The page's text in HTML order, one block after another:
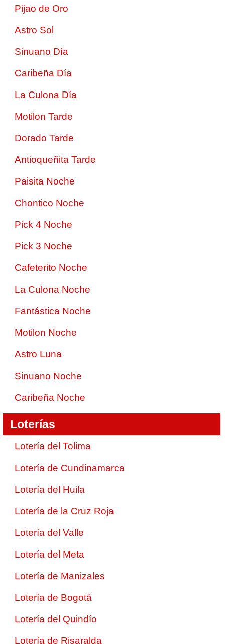
Pijao de Oro
Astro Sol
Sinuano Día
Caribeña Día
La Culona Día
Motilon Tarde
Dorado Tarde
Antioqueñita Tarde
Paisita Noche
Chontico Noche
Pick 4 Noche
Pick 3 Noche
Cafeterito Noche
La Culona Noche
Fantástica Noche
Motilon Noche
Astro Luna
Sinuano Noche
Caribeña Noche
Loterías
Lotería del Tolima
Lotería de Cundinamarca
Lotería del Huila
Lotería de la Cruz Roja
Lotería del Valle
Lotería del Meta
Lotería de Manizales
Lotería de Bogotá
Lotería del Quindío
Lotería de Risaralda